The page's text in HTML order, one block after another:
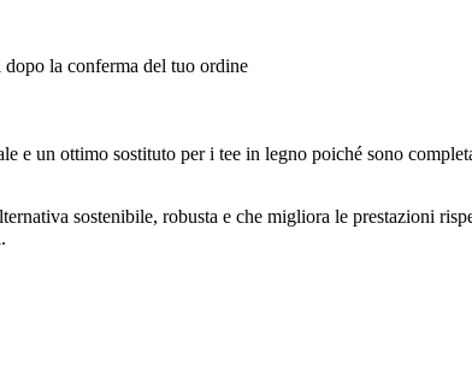
la conferma del tuo ordine
e un ottimo sostituto per i tee in legno poiché sono
sostenibile, robusta e che migliora le prestazioni